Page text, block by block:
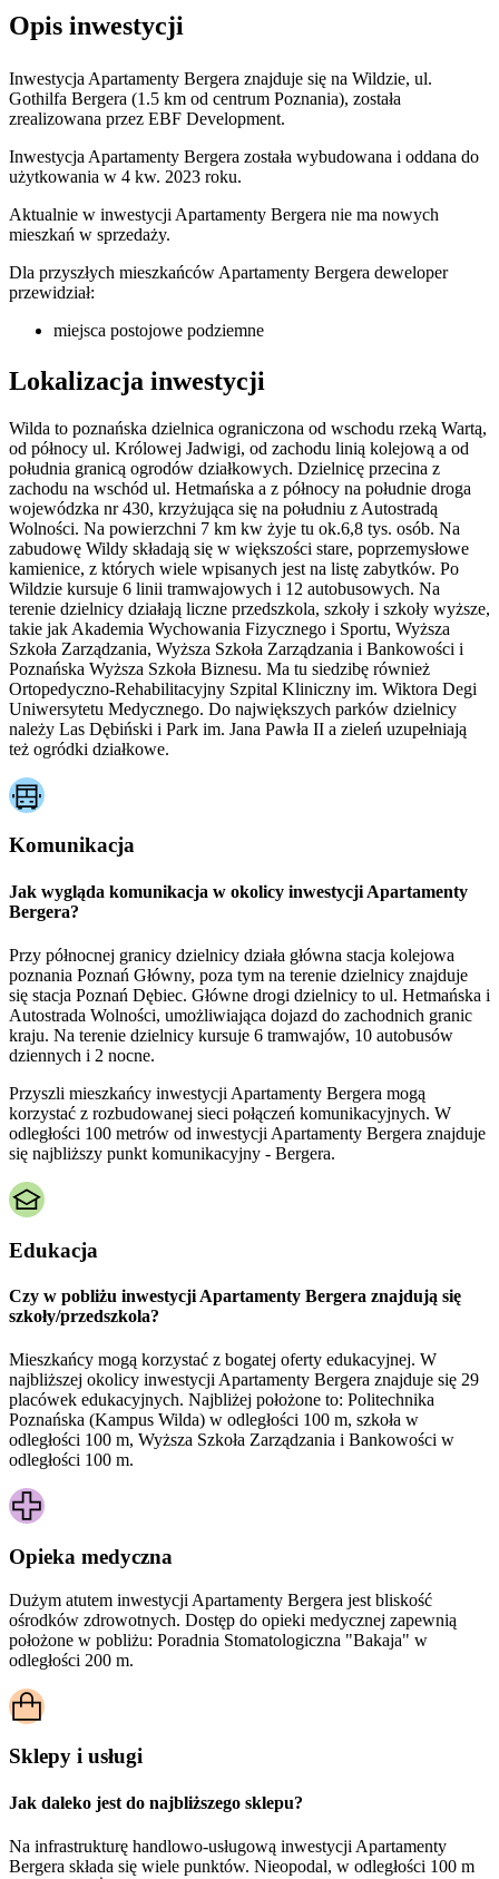
Opis inwestycji
Inwestycja Apartamenty Bergera znajduje się na Wildzie, ul.
Gothilfa Bergera (1.5 km od centrum Poznania), została
zrealizowana przez EBF Development.
Inwestycja Apartamenty Bergera została wybudowana i oddana do
użytkowania w 4 kw. 2023 roku.
Aktualnie w inwestycji Apartamenty Bergera nie ma nowych
mieszkań w sprzedaży.
Dla przyszłych mieszkańców Apartamenty Bergera deweloper
przewidział:
miejsca postojowe podziemne
Lokalizacja inwestycji
Wilda to poznańska dzielnica ograniczona od wschodu rzeką Wartą,
od północy ul. Królowej Jadwigi, od zachodu linią kolejową a od
południa granicą ogrodów działkowych. Dzielnicę przecina z
zachodu na wschód ul. Hetmańska a z północy na południe droga
wojewódzka nr 430, krzyżująca się na południu z Autostradą
Wolności. Na powierzchni 7 km kw żyje tu ok.6,8 tys. osób. Na
zabudowę Wildy składają się w większości stare, poprzemysłowe
kamienice, z których wiele wpisanych jest na listę zabytków. Po
Wildzie kursuje 6 linii tramwajowych i 12 autobusowych. Na
terenie dzielnicy działają liczne przedszkola, szkoły i szkoły wyższe,
takie jak Akademia Wychowania Fizycznego i Sportu, Wyższa
Szkoła Zarządzania, Wyższa Szkoła Zarządzania i Bankowości i
Poznańska Wyższa Szkoła Biznesu. Ma tu siedzibę również
Ortopedyczno-Rehabilitacyjny Szpital Kliniczny im. Wiktora Degi
Uniwersytetu Medycznego. Do największych parków dzielnicy
należy Las Dębiński i Park im. Jana Pawła II a zieleń uzupełniają
też ogródki działkowe.
Komunikacja
Jak wygląda komunikacja w okolicy inwestycji Apartamenty
Bergera?
Przy północnej granicy dzielnicy działa główna stacja kolejowa
poznania Poznań Główny, poza tym na terenie dzielnicy znajduje
się stacja Poznań Dębiec. Główne drogi dzielnicy to ul. Hetmańska i
Autostrada Wolności, umożliwiająca dojazd do zachodnich granic
kraju. Na terenie dzielnicy kursuje 6 tramwajów, 10 autobusów
dziennych i 2 nocne.
Przyszli mieszkańcy inwestycji Apartamenty Bergera mogą
korzystać z rozbudowanej sieci połączeń komunikacyjnych. W
odległości 100 metrów od inwestycji Apartamenty Bergera znajduje
się najbliższy punkt komunikacyjny - Bergera.
Edukacja
Czy w pobliżu inwestycji Apartamenty Bergera znajdują się
szkoły/przedszkola?
Mieszkańcy mogą korzystać z bogatej oferty edukacyjnej. W
najbliższej okolicy inwestycji Apartamenty Bergera znajduje się 29
placówek edukacyjnych. Najbliżej położone to: Politechnika
Poznańska (Kampus Wilda) w odległości 100 m, szkoła w
odległości 100 m, Wyższa Szkoła Zarządzania i Bankowości w
odległości 100 m.
Opieka medyczna
Dużym atutem inwestycji Apartamenty Bergera jest bliskość
ośrodków zdrowotnych. Dostęp do opieki medycznej zapewnią
położone w pobliżu: Poradnia Stomatologiczna "Bakaja" w
odległości 200 m.
Sklepy i usługi
Jak daleko jest do najbliższego sklepu?
Na infrastrukturę handlowo-usługową inwestycji Apartamenty
Bergera składa się wiele punktów. Nieopodal, w odległości 100 m